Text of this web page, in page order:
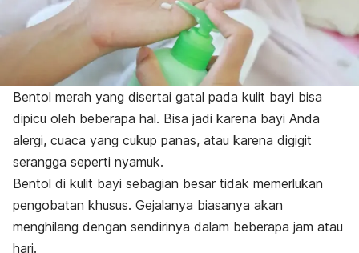
Bentol merah yang disertai gatal pada kulit bayi bisa
dipicu oleh beberapa hal. Bisa jadi karena bayi Anda
alergi, cuaca yang cukup panas, atau karena digigit
serangga seperti nyamuk.
Bentol di kulit bayi sebagian besar tidak memerlukan
pengobatan khusus. Gejalanya biasanya akan
menghilang dengan sendirinya dalam beberapa jam atau
hari.